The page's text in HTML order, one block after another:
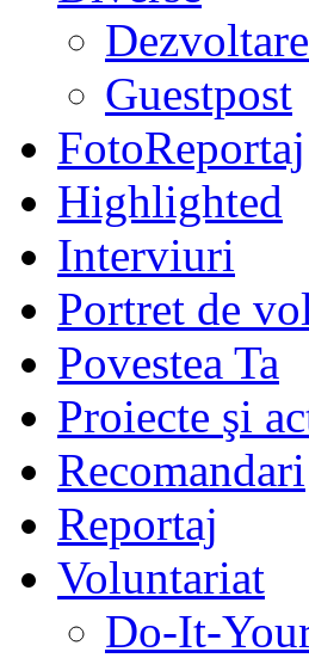
Guestpost
FotoReportaj
Highlighted
Interviuri
Portret de
Povestea Ta
Proiecte şi
Recomandari
Reportaj
Voluntariat
Do-It-